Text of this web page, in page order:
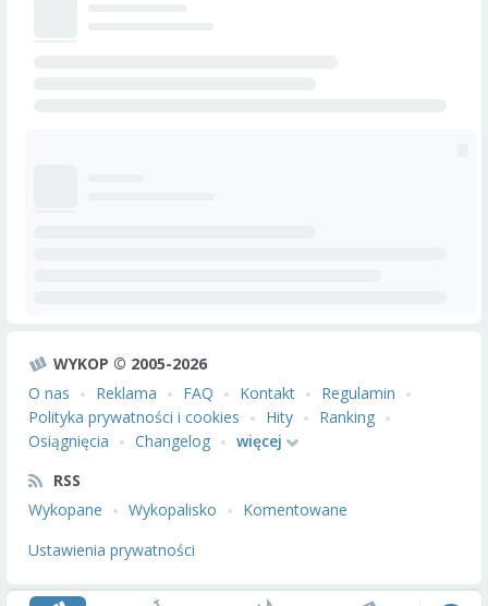
WYKOP © 2005-2026
O nas
Reklama FAQ Kontakt
Regulamin
Polityka prywatności i cookies
Hity
Ranking
Osiągnięcia
Changelog
więcej
RSS
Wykopane
Wykopalisko
Komentowane
Ustawienia prywatności